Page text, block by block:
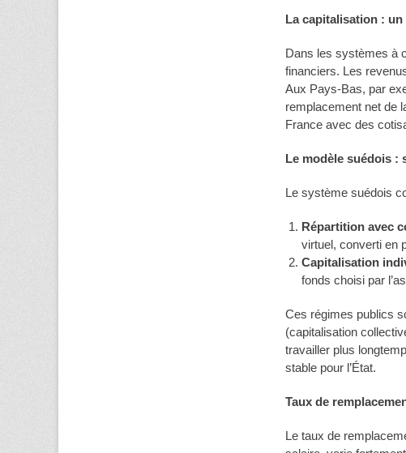
La capitalisation :
Dans les systèmes à
financiers. Les
Aux Pays-Bas, par
remplacement net de
France avec des
Le modèle suédois :
Le système suédois
Répartition avec
virtuel, converti en
Capitalisation
fonds choisi par
Ces régimes publics
(capitalisation
travailler plus
stable pour l’État.
Taux de
Le taux de